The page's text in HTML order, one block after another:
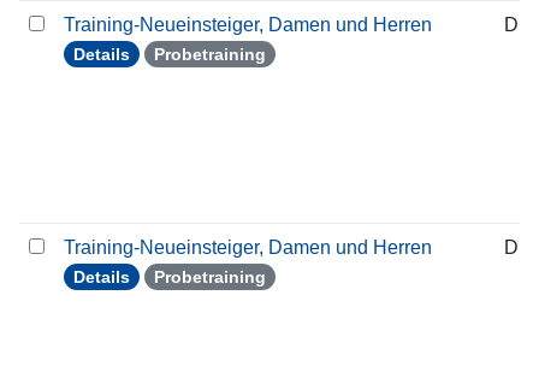
Training-Neueinsteiger, Damen und Herren
Details Probetraining
Training-Neueinsteiger, Damen und Herren
Details Probetraining